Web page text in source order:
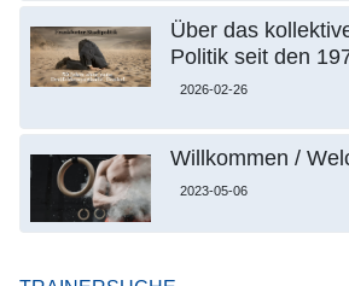
Über das
Politik seit den
2026-02-26
Willkommen /
2023-05-06